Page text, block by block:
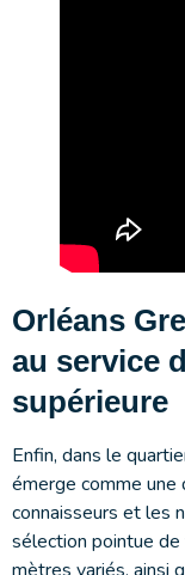
Orléans
au service
supérieure
Enfin, dans le
émerge comme
connaisseurs et les
sélection pointue de